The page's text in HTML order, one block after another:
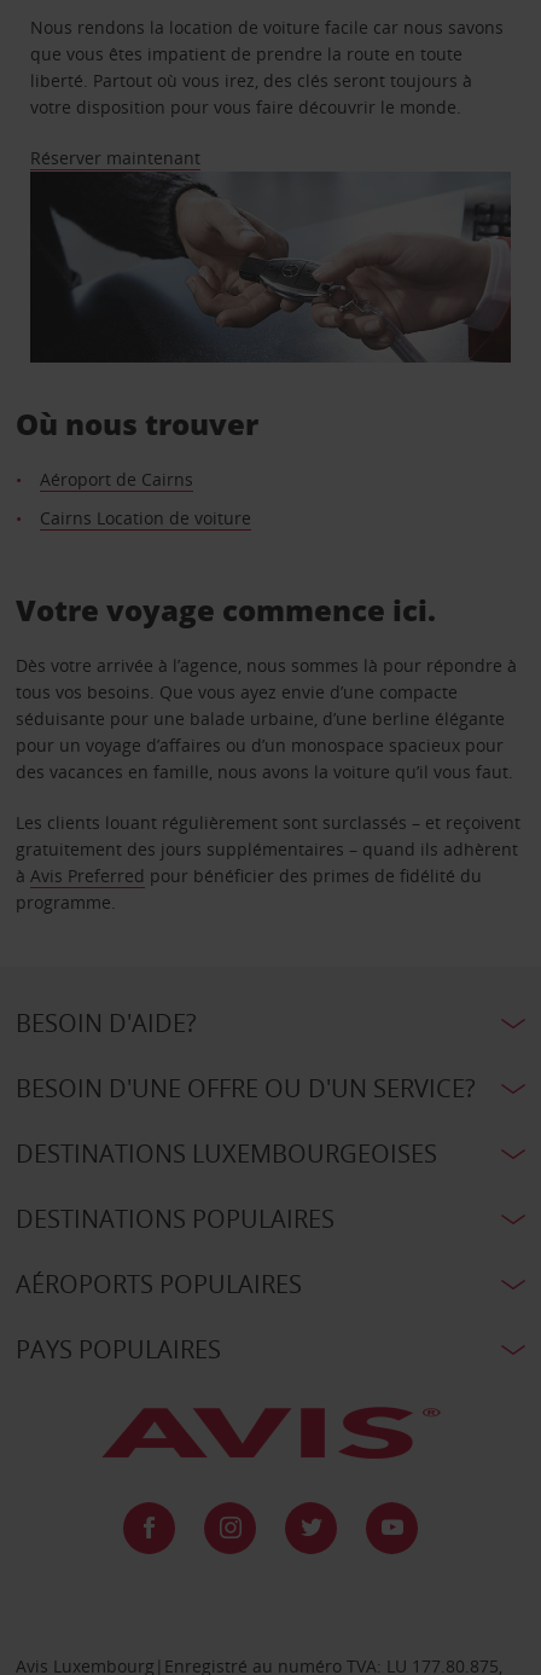
Nous rendons la location de voiture facile car nous savons
que vous êtes impatient de prendre la route en toute
liberté. Partout où vous irez, des clés seront toujours à
votre disposition pour vous faire découvrir le monde.
Réserver maintenant
Où nous trouver
Aéroport de Cairns
Cairns Location de voiture
Votre voyage commence ici.
Dès votre arrivée à l’agence, nous sommes là pour répondre à
tous vos besoins. Que vous ayez envie d’une compacte
séduisante pour une balade urbaine, d’une berline élégante
pour un voyage d’affaires ou d’un monospace spacieux pour
des vacances en famille, nous avons la voiture qu’il vous faut.
Les clients louant régulièrement sont surclassés – et reçoivent
gratuitement des jours supplémentaires – quand ils adhèrent
à Avis Preferred pour bénéficier des primes de fidélité du
programme.
BESOIN D'AIDE?
BESOIN D'UNE OFFRE OU D'UN SERVICE?
DESTINATIONS LUXEMBOURGEOISES
DESTINATIONS POPULAIRES
AÉROPORTS POPULAIRES
PAYS POPULAIRES
Avis Luxembourg|Enregistré au numéro TVA: LU 177.80.875,